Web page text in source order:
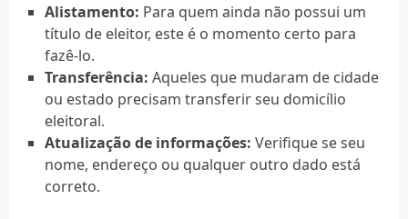
Alistamento: Para quem ainda não possui um
título de eleitor, este é o momento certo para
fazê-lo.
Transferência: Aqueles que mudaram de cidade
ou estado precisam transferir seu domicílio
eleitoral.
Atualização de informações: Verifique se seu
nome, endereço ou qualquer outro dado está
correto.